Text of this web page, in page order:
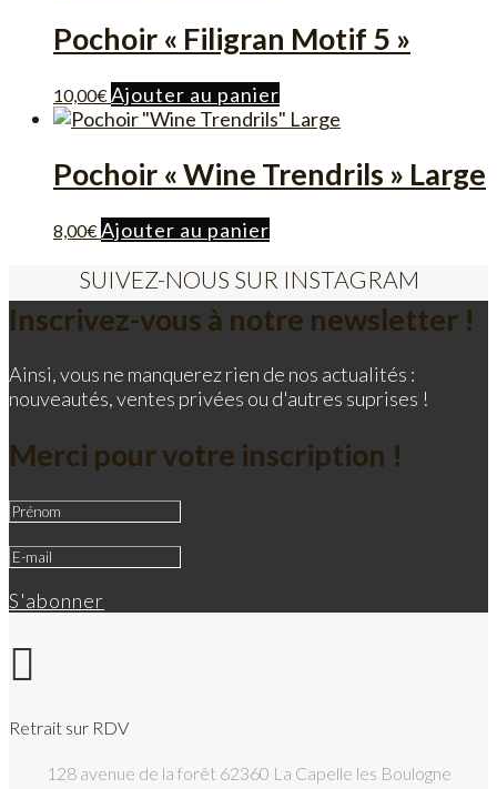
Pochoir « Filigran Motif 5 »
10,00€ Ajouter au panier
Pochoir « Wine Trendrils » Large
8,00€ Ajouter au panier
SUIVEZ-NOUS SUR INSTAGRAM
Inscrivez-vous à notre newsletter !
Ainsi, vous ne manquerez rien de nos actualités :
nouveautés, ventes privées ou d'autres suprises !
Merci pour votre inscription !
S'abonner

Retrait sur RDV
128 avenue de la forêt 62360 La Capelle les Boulogne